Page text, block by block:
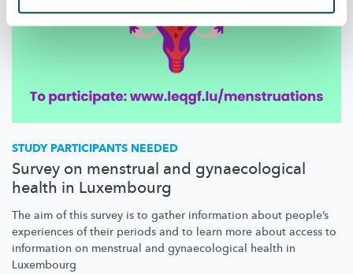
STUDY PARTICIPANTS NEEDED
Survey on menstrual and gynaecological
health in Luxembourg
The aim of this survey is to gather information about people’s
experiences of their periods and to learn more about access to
information on menstrual and gynaecological health in
Luxembourg